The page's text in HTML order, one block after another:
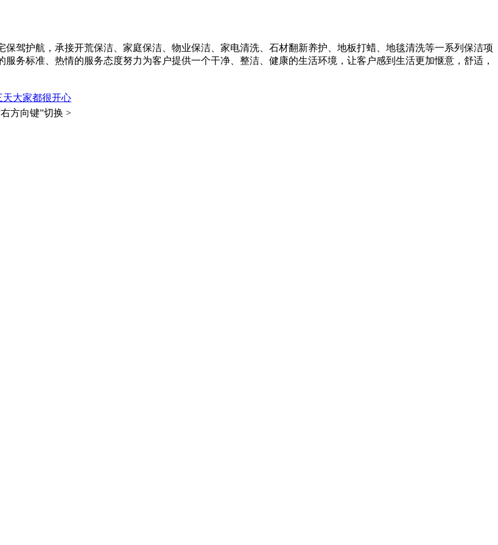
驾护航，承接开荒保洁、家庭保洁、物业保洁、家电清洗、石材翻新养护、地板打蜡、地毯清洗等一系列保洁项
务标准、热情的服务态度努力为客户提供一个干净、整洁、健康的生活环境，让客户感到生活更加惬意，舒适，
天大家都很开心
方向键”切换 >